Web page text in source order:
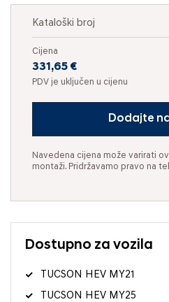
Kataloški broj
Cijena
331,65 €
PDV je uključen u cijenu
Dodajte
Navedena cijena može varirati
montaži. Pridržavamo pravo na
Dostupno za vozila
TUCSON HEV MY21
TUCSON HEV MY25